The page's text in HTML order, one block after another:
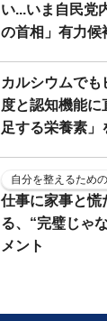
い...いま自民党
の首相」有力候
カルシウムで
度と認知機能
足する栄養素」
自分を整えるため
仕事に家事と慌
る、“完璧じゃ
メント